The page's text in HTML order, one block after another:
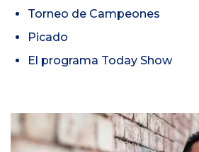
Torneo de Campeones
Picado
El programa Today Show